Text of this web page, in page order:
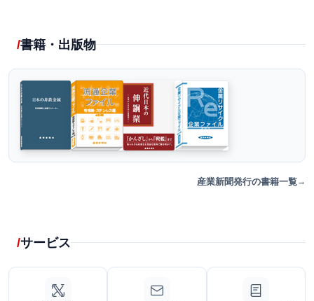
書籍・出版物
産業新聞発行の書籍一覧
サービス